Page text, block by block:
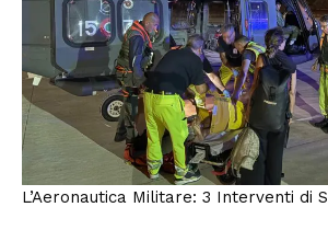
L’Aeronautica Militare: 3 Interventi di